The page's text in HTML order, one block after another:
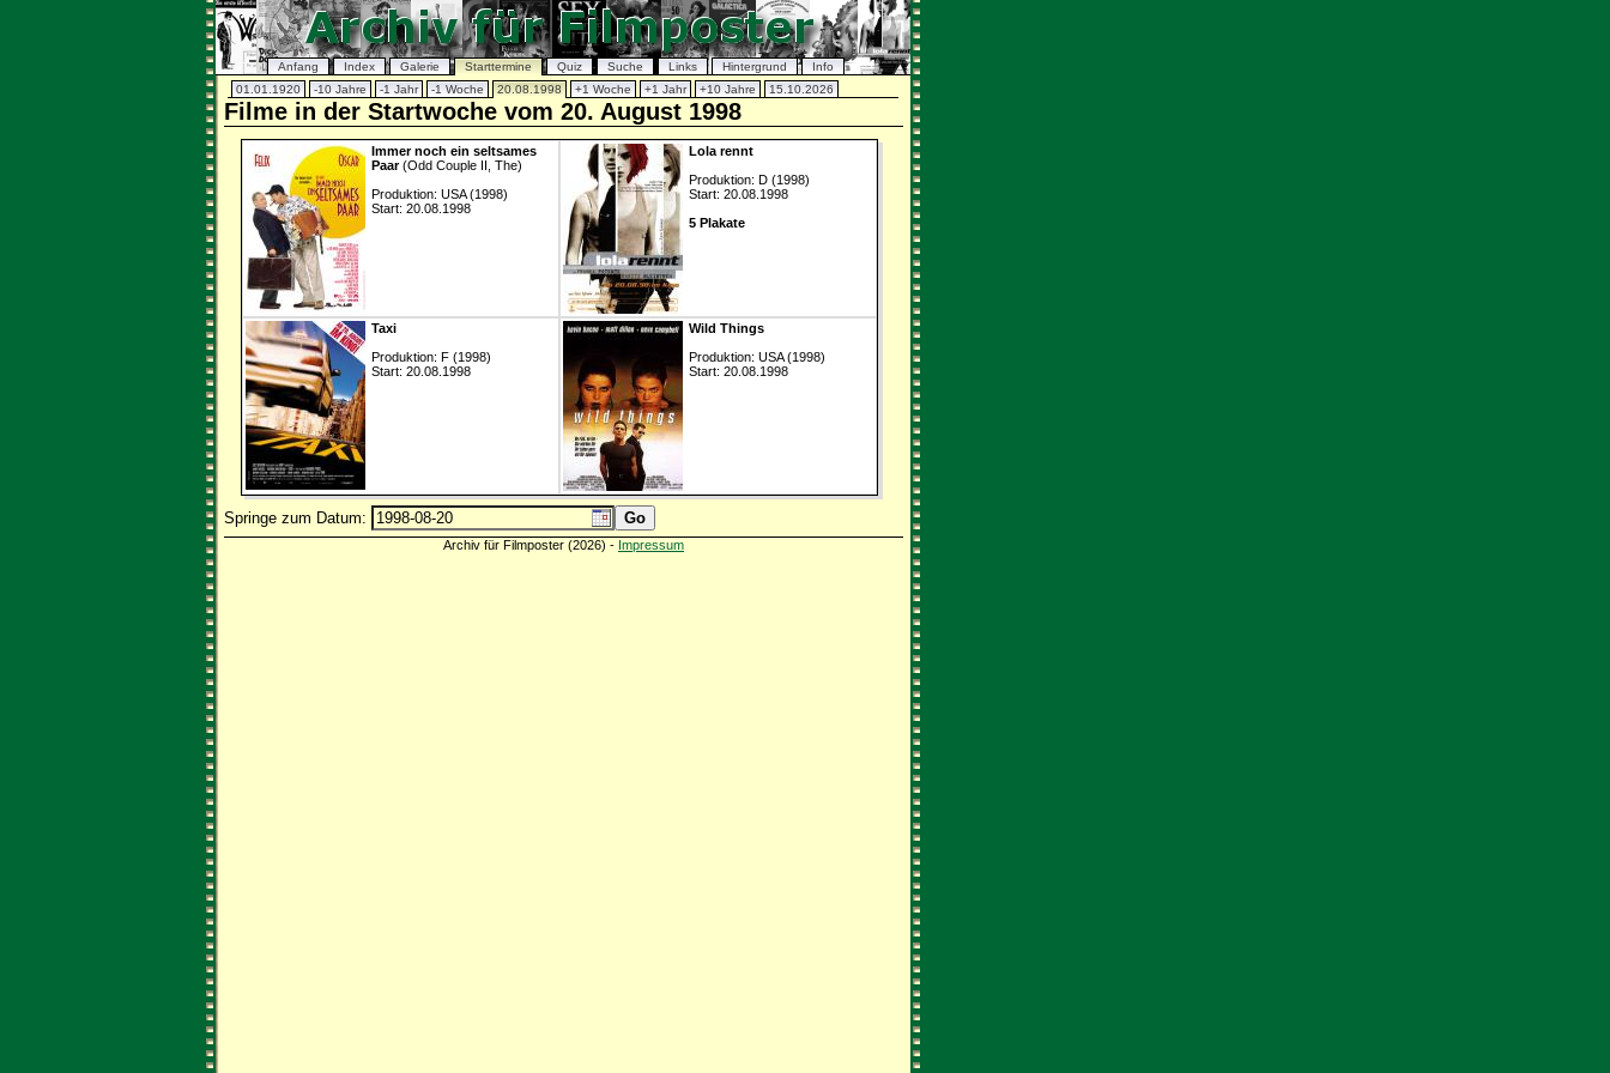
Anfang Index Galerie Starttermine Quiz Suche Links Hintergrund
Info
01.01.1920
-10 Jahre -1 Jahr -1 Woche 20.08.1998 +1 Woche +1 Jahr +10 Jahre 15.10.2026
Filme in der Startwoche vom 20. August 1998
Immer noch ein seltsames
Paar(Odd Couple II, The)
Produktion: USA (1998)
Start: 20.08.1998
Lola rennt
Produktion: D (1998)
Start: 20.08.1998
5 Plakate
Taxi
Produktion: F (1998)
Start: 20.08.1998
Wild Things
Produktion: USA (1998)
Start: 20.08.1998
Springe zum Datum: Go
Archiv für Filmposter (2026) - Impressum